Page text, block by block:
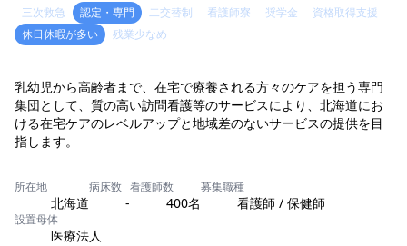
三次救急 認定・専門 二交替制 看護師寮 奨学金
資格取得支援
休日休暇が多い
残業少なめ
乳幼児から高齢者まで、在宅で療養される方々のケアを担う専門
集団として、質の高い訪問看護等のサービスにより、北海道にお
ける在宅ケアのレベルアップと地域差のないサービスの提供を目
指します。
所在地
北海道
病床数
-
看護師数
400名
募集職種
看護師 / 保健師
設置母体
医療法人